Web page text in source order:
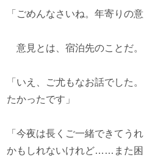
「ごめんなさいね。年寄りの
意見とは、宿泊先のことだ。
「いえ、ご尤もなお話でした
たかったです」
「今夜は長くご一緒できてう
かもしれないけれど……また困